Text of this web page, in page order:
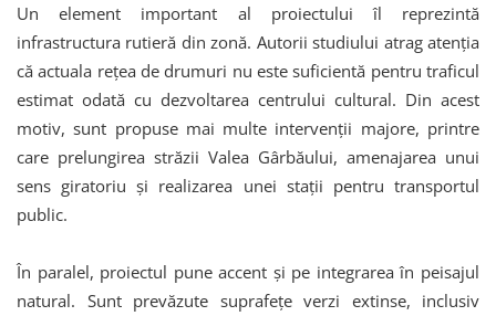
Un element important al proiectului îl reprezintă
infrastructura rutieră din zonă. Autorii studiului atrag atenția
că actuala rețea de drumuri nu este suficientă pentru traficul
estimat odată cu dezvoltarea centrului cultural. Din acest
motiv, sunt propuse mai multe intervenții majore, printre
care prelungirea străzii Valea Gârbăului, amenajarea unui
sens giratoriu și realizarea unei stații pentru transportul
public.
În paralel, proiectul pune accent și pe integrarea în peisajul
natural. Sunt prevăzute suprafețe verzi extinse, inclusiv